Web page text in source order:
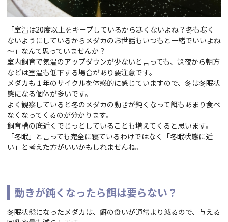
「室温は20度以上をキープしているから寒くないよね？冬も寒く
ないようにしているからメダカのお世話もいつもと一緒でいいよね
～」なんて思っていませんか？
室内飼育で気温のアップダウンが少ないと言っても、深夜から朝方
などは室温も低下する場合があり要注意です。
メダカも１年のサイクルを体感的に感じていますので、冬は冬眠状
態になる個体が多いです。
よく観察していると冬のメダカの動きが鈍くなって餌もあまり食べ
なくなってくるのが分かります。
飼育槽の底近くでじっとしていることも増えてくると思います。
「冬眠」と言っても完全に寝ているわけではなく「冬眠状態に近
い」と考えた方がいいかもしれませんね。
動きが鈍くなったら餌は要らない？
冬眠状態になったメダカは、餌の食いが通常より減るので、与える